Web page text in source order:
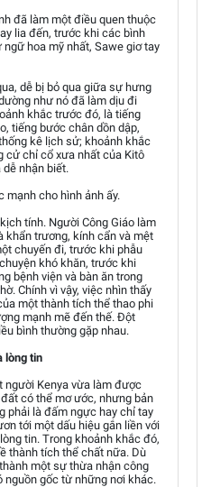
đã làm một điều quen thuộc
lia đến, trước khi các bình
hoa mỹ nhất, Sawe giơ tay
dễ bị bỏ qua giữa sự hưng
như nó đã làm dịu đi
khắc trước đó, là tiếng
tiếng bước chân dồn dập,
kê lịch sử; khoảnh khắc
cử chỉ cổ xưa nhất của Kitô
nhận biết.
mạnh cho hình ảnh ấy.
tính. Người Công Giáo làm
khẩn trương, kính cẩn và mệt
chuyến đi, trước khi phẫu
khó khăn, trước khi
bệnh viện và bàn ăn trong
Chính vì vậy, việc nhìn thấy
một thành tích thể thao phi
mạnh mẽ đến thế. Đột
bình thường gặp nhau.
lòng tin
người Kenya vừa làm được
có thể mơ ước, nhưng bản
phải là đấm ngực hay chỉ tay
tới một dấu hiệu gắn liền với
tin. Trong khoảnh khắc đó,
thành tích thể chất nữa. Dù
một sự thừa nhận công
gốc từ những nơi khác.